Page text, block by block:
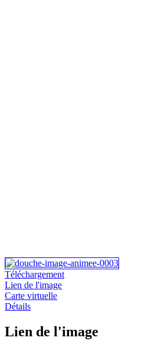
Téléchargement
Lien de l'image
Carte virtuelle
Détails
Lien de l'image